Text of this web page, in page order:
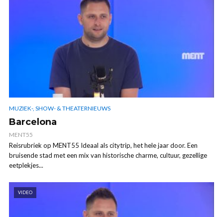
MUZIEK-, SHOW- & THEATERNIEUWS
Barcelona
MENT55
Reisrubriek op MENT55 Ideaal als citytrip, het hele jaar door. Een
bruisende stad met een mix van historische charme, cultuur, gezellige
eetplekjes...
VIDEO